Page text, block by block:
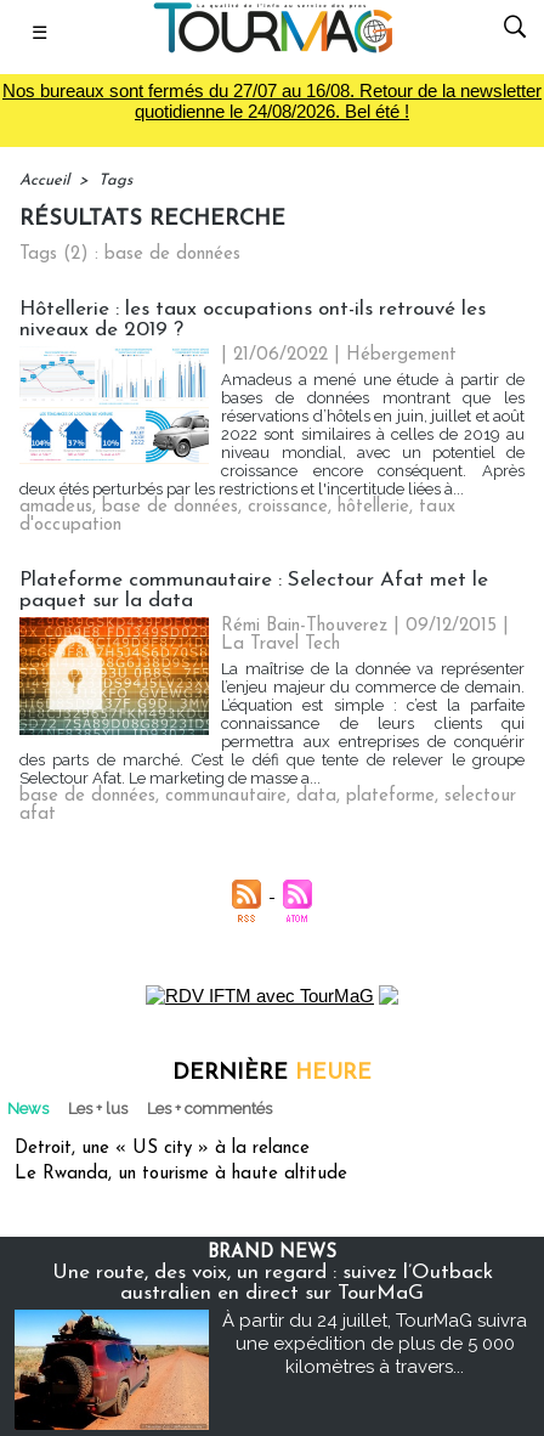
☰
Nos bureaux sont fermés du 27/07 au 16/08. Retour de la newsletter
quotidienne le 24/08/2026. Bel été !
Accueil > Tags
RÉSULTATS RECHERCHE
Tags (2) : base de données
Hôtellerie : les taux occupations ont-ils retrouvé les
niveaux de 2019 ?
| 21/06/2022
Hébergement
Amadeus a mené une étude à partir de
bases de données montrant que les
réservations d’hôtels en juin, juillet et août
2022 sont similaires à celles de 2019 au
niveau mondial, avec un potentiel de
croissance encore conséquent. Après
deux étés perturbés par les restrictions et l'incertitude liées à...
amadeus, base de données, croissance, hôtellerie, taux
d'occupation
Plateforme communautaire : Selectour Afat met le
paquet sur la data
Rémi Bain-Thouverez | 09/12/2015
La Travel Tech
La maîtrise de la donnée va représenter
l’enjeu majeur du commerce de demain.
L’équation est simple : c’est la parfaite
connaissance de leurs clients qui
permettra aux entreprises de conquérir
des parts de marché. C’est le défi que tente de relever le groupe
Selectour Afat. Le marketing de masse a...
base de données, communautaire, data, plateforme, selectour
afat
DERNIÈRE HEURE
News Les + lus Les + commentés
Detroit, une « US city » à la relance
Le Rwanda, un tourisme à haute altitude
BRAND NEWS
Une route, des voix, un regard : suivez l’Outback
australien en direct sur TourMaG
À partir du 24 juillet, TourMaG suivra
une expédition de plus de 5 000
kilomètres à travers...